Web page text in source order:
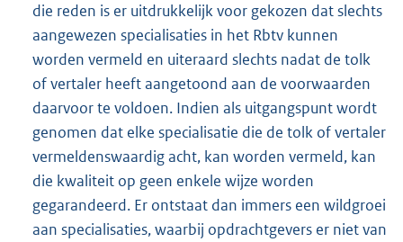
die reden is er uitdrukkelijk voor gekozen dat slechts
aangewezen specialisaties in het Rbtv kunnen
worden vermeld en uiteraard slechts nadat de tolk
of vertaler heeft aangetoond aan de voorwaarden
daarvoor te voldoen. Indien als uitgangspunt wordt
genomen dat elke specialisatie die de tolk of vertaler
vermeldenswaardig acht, kan worden vermeld, kan
die kwaliteit op geen enkele wijze worden
gegarandeerd. Er ontstaat dan immers een wildgroei
aan specialisaties, waarbij opdrachtgevers er niet van